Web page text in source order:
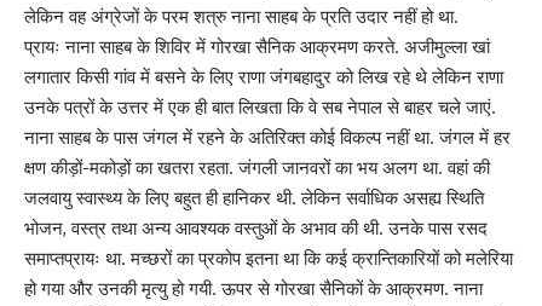
लेकिन वह अंग्रेजों के परम शत्रु नाना साहब के प्रति उदार नहीं हो था.
प्रायः नाना साहब के शिविर में गोरखा सैनिक आक्रमण करते. अजीमुल्ला खां
लगातार किसी गांव में बसने के लिए राणा जंगबहादुर को लिख रहे थे लेकिन राणा
उनके पत्रों के उत्तर में एक ही बात लिखता कि वे सब नेपाल से बाहर चले जाएं.
नाना साहब के पास जंगल में रहने के अतिरिक्त कोई विकल्प नहीं था. जंगल में हर
क्षण कीड़ों-मकोड़ों का खतरा रहता. जंगली जानवरों का भय अलग था. वहां की
जलवायु स्वास्थ्य के लिए बहुत ही हानिकर थी. लेकिन सर्वाधिक असह्य स्थिति
भोजन, वस्त्र तथा अन्य आवश्यक वस्तुओं के अभाव की थी. उनके पास रसद
समाप्तप्रायः था. मच्छरों का प्रकोप इतना था कि कई क्रान्तिकारियों को मलेरिया
हो गया और उनकी मृत्यु हो गयी. ऊपर से गोरखा सैनिकों के आक्रमण. नाना